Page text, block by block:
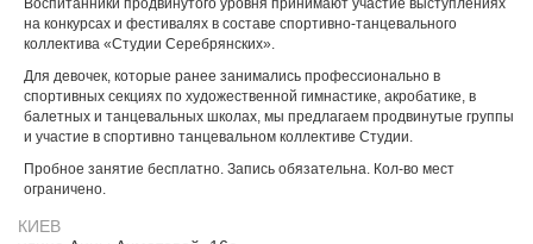
Воспитанники продвинутого уровня принимают участие выступлениях
на конкурсах и фестивалях в составе спортивно-танцевального
коллектива «Студии Серебрянских».
Для девочек, которые ранее занимались профессионально в
спортивных секциях по художественной гимнастике, акробатике, в
балетных и танцевальных школах, мы предлагаем продвинутые группы
и участие в спортивно танцевальном коллективе Студии.
Пробное занятие бесплатно. Запись обязательна. Кол-во мест
ограничено.
КИЕВ